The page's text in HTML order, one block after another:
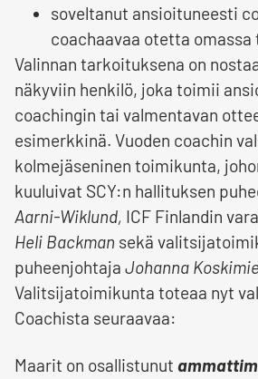
soveltanut ansioituneesti
coachaavaa otetta omassa
Valinnan tarkoituksena on
näkyviin henkilö, joka toimii
coachingin tai valmentavan
esimerkkinä. Vuoden coachin
kolmejäseninen toimikunta,
kuuluivat SCY:n hallituksen
Aarni-Wiklund, ICF Finlandin
Heli Backman sekä
puheenjohtaja Johanna
Valitsijatoimikunta toteaa nyt
Coachista seuraavaa:
Maarit on osallistunut